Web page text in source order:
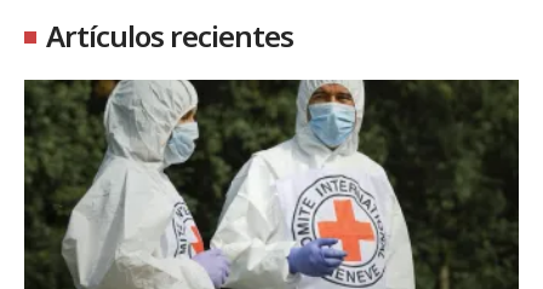
Artículos recientes